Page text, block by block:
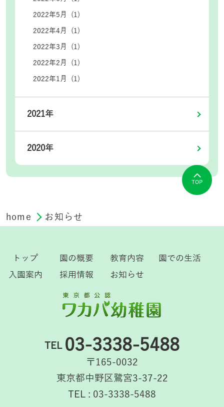
2022年5月 (1)
2022年4月 (1)
2022年3月 (1)
2022年2月 (1)
2022年1月 (1)
2021年
2020年
TOP
home お知らせ
トップ 園の概要 教育内容
園での生活
入園案内
採用情報 お知らせ
TEL 03-3338-5488
〒165-0032
東京都中野区鷺宮3-37-22
TEL : 03-3338-5488